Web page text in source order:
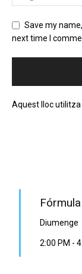
Save my
next time I
Aquest lloc
Diumenge
2:00 PM -